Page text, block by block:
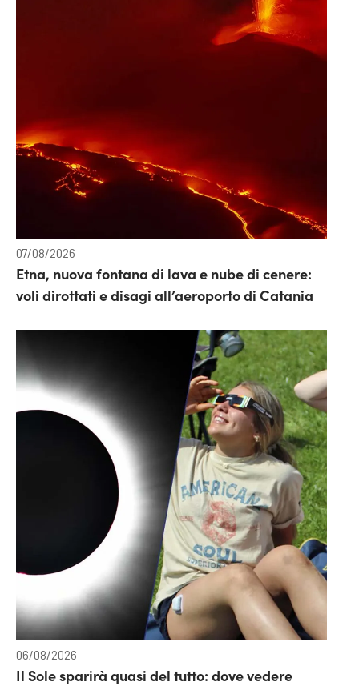
07/08/2026
Etna, nuova fontana di lava e nube di cenere:
voli dirottati e disagi all’aeroporto di Catania
06/08/2026
Il Sole sparirà quasi del tutto: dove vedere